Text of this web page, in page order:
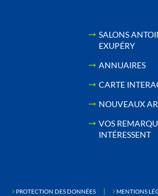
SALONS
EXUPÉRY
ANNUAIRES
CARTE
NOUVEAUX
VOS
INTÉRESSENT
PROTECTION DES DONNÉES MENTIONS